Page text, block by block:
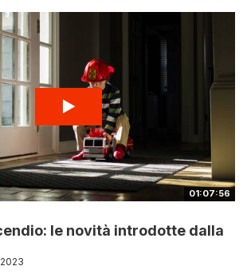
01:07:56
le novità introdotte dalla